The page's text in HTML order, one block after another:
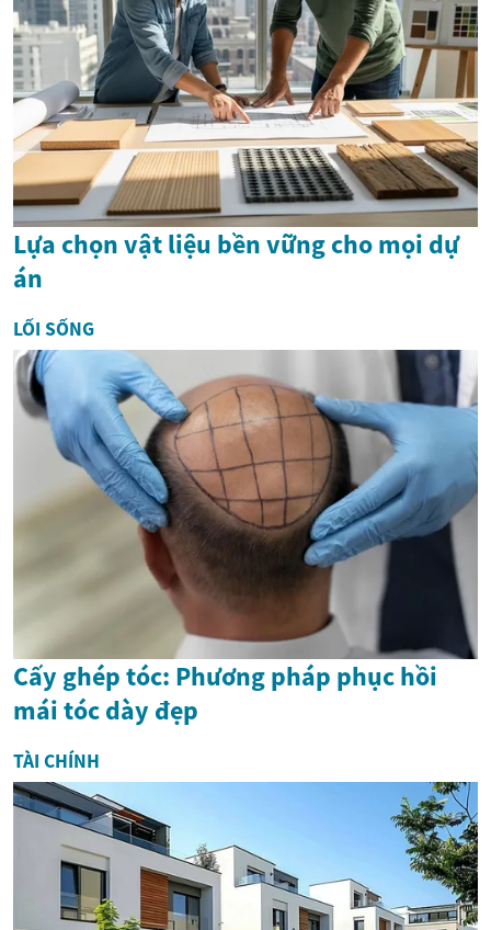
Lựa chọn vật liệu bền vững cho mọi dự
án
LỐI SỐNG
Cấy ghép tóc: Phương pháp phục hồi
mái tóc dày đẹp
TÀI CHÍNH